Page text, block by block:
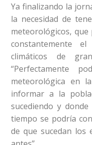
Ya finalizando la
la necesidad de
meteorológicos,
constantemente
climáticos de
“Perfectamente
meteorológica en
informar a la
sucediendo y
tiempo se podría
de que sucedan los